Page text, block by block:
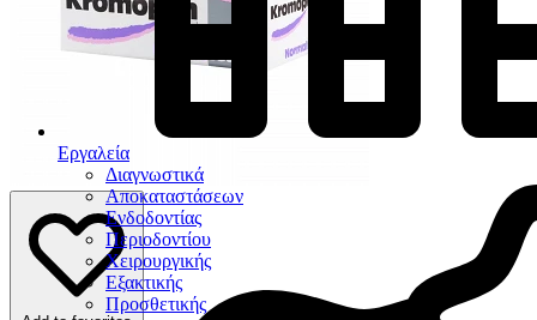
Εργαλεία
Διαγνωστικά
Αποκαταστάσεων
Ενδοδοντίας
Περιοδοντίου
Χειρουργικής
Εξακτικής
Προσθετικής